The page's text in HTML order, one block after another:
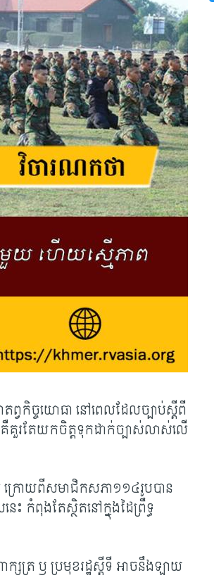
វកិច្ចយោធា នៅពេលដែលច្បាប់ស្តីពី
គឺគួរតែយកចិត្តទុកដាក់ច្បាស់លាស់លើ
ក្រោយពីសមាជិកសភា១១៤រូបបាន
កំពុងតែស្ថិតនៅក្នុងដៃព្រឹទ្ធ
សត្រ ឫ ប្រមុខរដ្ឋស្តីទី អាចនឹងឡាយ